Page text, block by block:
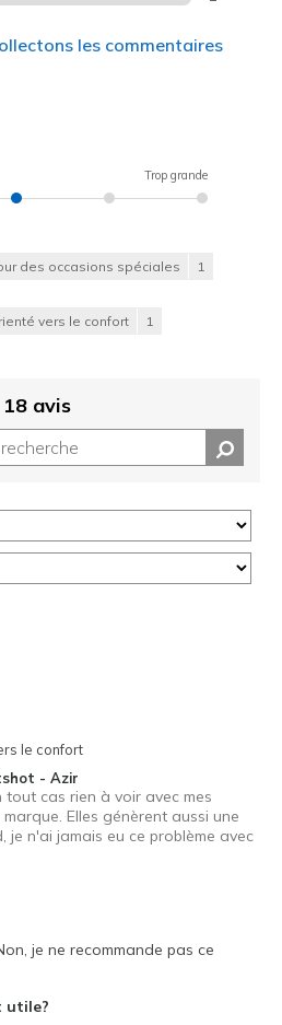
les commentaires
Trop grande
des occasions spéciales 1
vers le confort 1
18 avis
le confort
- Azir
cas rien à voir avec mes
Elles génèrent aussi une
je n'ai jamais eu ce problème avec
je ne recommande pas ce
utile?